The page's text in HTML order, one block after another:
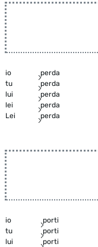
io perda
tu
perda
lui
perda
lei
perda
Lei
perda
io porti
tu
porti
lui
porti